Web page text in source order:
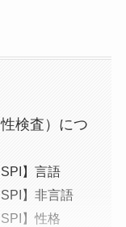
検査）につ
】言語
】非言語
】性格